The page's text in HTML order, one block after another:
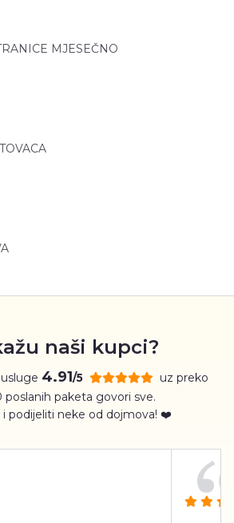
MJESEČNO
naši kupci?
4.91/5
uz preko
paketa govori sve.
i podijeliti neke od dojmova! ❤️